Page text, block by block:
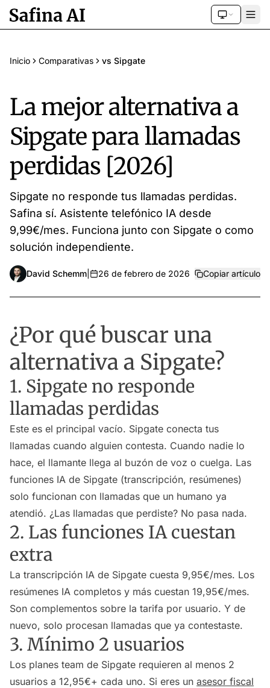
Inicio Comparativas vs Sipgate
La mejor alternativa a
Sipgate para llamadas
perdidas [2026]
Sipgate no responde tus llamadas perdidas.
Safina sí. Asistente telefónico IA desde
9,99€/mes. Funciona junto con Sipgate o como
solución independiente.
David Schemm 26 de febrero de 2026 Copiar artículo
¿Por qué buscar una
alternativa a Sipgate?
1. Sipgate no responde
llamadas perdidas
Este es el principal vacío. Sipgate conecta tus
llamadas cuando alguien contesta. Cuando nadie lo
hace, el llamante llega al buzón de voz o cuelga. Las
funciones IA de Sipgate (transcripción, resúmenes)
solo funcionan con llamadas que un humano ya
atendió. ¿Las llamadas que perdiste? No pasa nada.
2. Las funciones IA cuestan
extra
La transcripción IA de Sipgate cuesta 9,95€/mes. Los
resúmenes IA completos y más cuestan 19,95€/mes.
Son complementos sobre la tarifa por usuario. Y de
nuevo, solo procesan llamadas que ya contestaste.
3. Mínimo 2 usuarios
Los planes team de Sipgate requieren al menos 2
usuarios a 12,95€+ cada uno. Si eres un asesor fiscal